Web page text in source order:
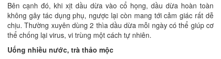
Bên cạnh đó, khi xịt dầu dừa vào cổ họng, dầu dừa hoàn toàn
không gây tác dụng phụ, ngược lại còn mang tới cảm giác rất dễ
chịu. Thường xuyên dùng 2 thìa dầu dừa mỗi ngày có thể giúp cơ
thể chống lại virus, vi trùng một cách tự nhiên.
Uống nhiều nước, trà thảo mộc